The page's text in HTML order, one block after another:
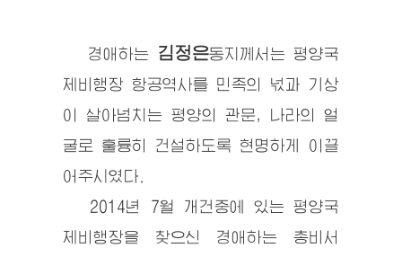
경애하는 김정은동지 께서는 평양국
제비행장 항공역사를 민족의 넋과 기상
이 살아넘치는 평양의 관문, 나라의 얼
굴로 훌륭히 건설하도록 현명하게 이끌
어주시였다.
2014년 7월 개건중에 있는 평양국
제비행장을 찾으신 경애하는 총비서